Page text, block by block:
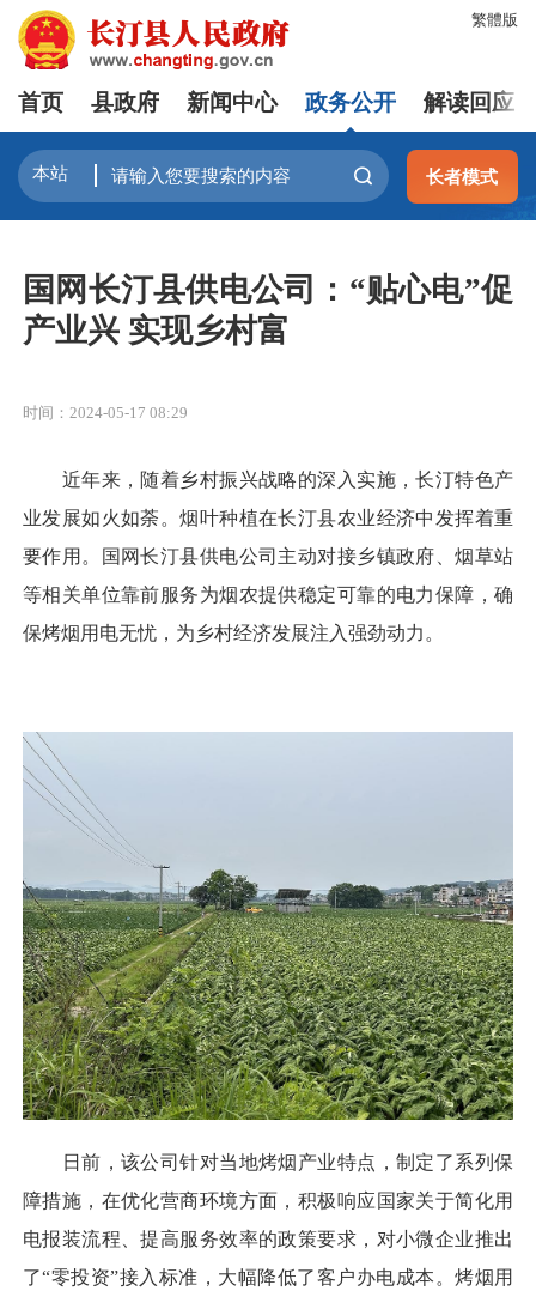
繁體版
首页 县政府 新闻中心 政务公开 解读回应
长者模式
国网长汀县供电公司：“贴心电”促
产业兴 实现乡村富
时间：2024-05-17 08:29
近年来，随着乡村振兴战略的深入实施，长汀特色产
业发展如火如荼。烟叶种植在长汀县农业经济中发挥着重
要作用。国网长汀县供电公司主动对接乡镇政府、烟草站
等相关单位靠前服务为烟农提供稳定可靠的电力保障，确
保烤烟用电无忧，为乡村经济发展注入强劲动力。
日前，该公司针对当地烤烟产业特点，制定了系列保
障措施，在优化营商环境方面，积极响应国家关于简化用
电报装流程、提高服务效率的政策要求，对小微企业推出
了“零投资”接入标准，大幅降低了客户办电成本。烤烟用